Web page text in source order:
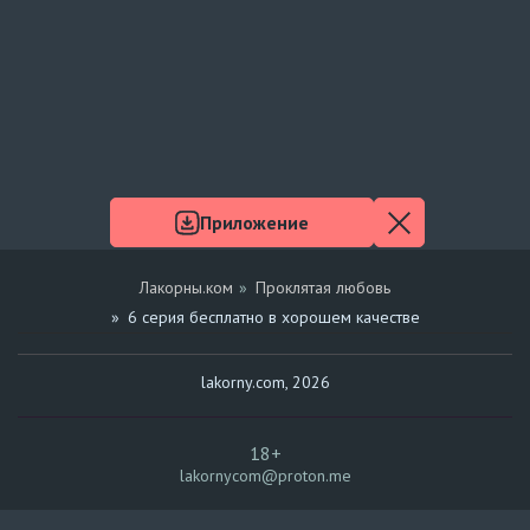
Лакорны.ком
Проклятая любовь
6 серия бесплатно в хорошем качестве
lakorny.com, 2026
18+
lakornycom@proton.me
Приложение